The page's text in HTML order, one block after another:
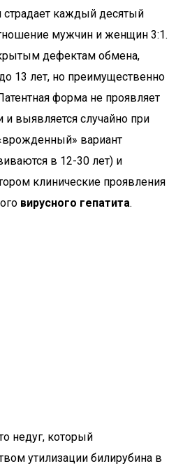
каждый десятый
мужчин и женщин 3:1.
дефектам обмена,
13 лет, но преимущественно
форма не проявляет
выявляется случайно при
вариант
в 12-30 лет) и
клинические проявления
вирусного гепатита.
недуг, который
утилизации билирубина в